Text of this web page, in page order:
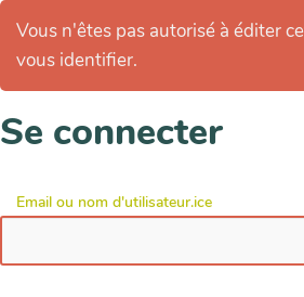
Vous n'êtes pas autorisé à éditer
vous identifier.
Se connecter
Email ou nom d'utilisateur.ice